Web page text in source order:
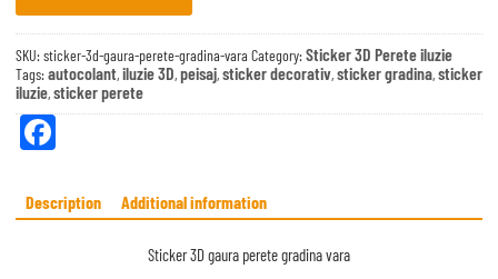
SKU:sticker-3d-gaura-perete-gradina-vara Category:Sticker 3D Perete iluzie
Tags:autocolant,iluzie 3D,peisaj,sticker decorativ,sticker gradina,sticker
iluzie,sticker perete
Fa
bo
Description Additional information
Sticker 3D gaura perete gradina vara